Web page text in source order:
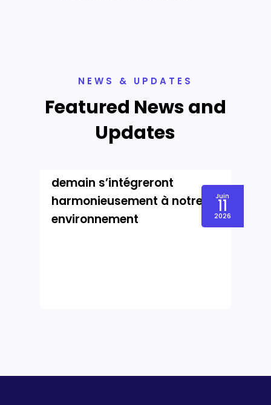
NEWS & UPDATES
Featured News and
Updates
Juin
11
2026
Intelligence Artificielle
Tye Brady (Amazon) :
demain s’intégreront
harmonieusement à notre
environnement